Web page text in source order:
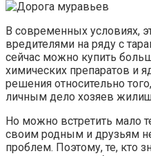
В современных условиях,
вредителями на ряду с
сейчас можно купить
химических препаратов и
решения относительно
личным дело хозяев
Но можно встретить мало
своим родным и друзьям
проблем. Поэтому, те, кто